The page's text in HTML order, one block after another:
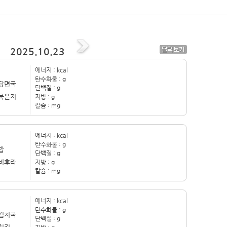
2025.10.23
면국
은지
에너지 : kcal
탄수화물 : g
단백질 : g
지방 : g
칼슘 : mg
후라
에너지 : kcal
탄수화물 : g
단백질 : g
지방 : g
칼슘 : mg
치국
에너지 : kcal
탄수화물 : g
단백질 : g